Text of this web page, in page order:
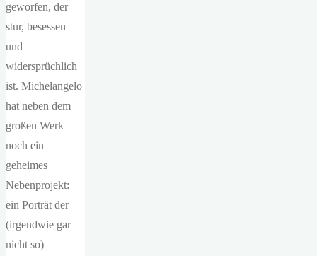
geworfen, der
stur, besessen
und
widersprüchlich
ist. Michelangelo
hat neben dem
großen Werk
noch ein
geheimes
Nebenprojekt:
ein Porträt der
(irgendwie gar
nicht so)